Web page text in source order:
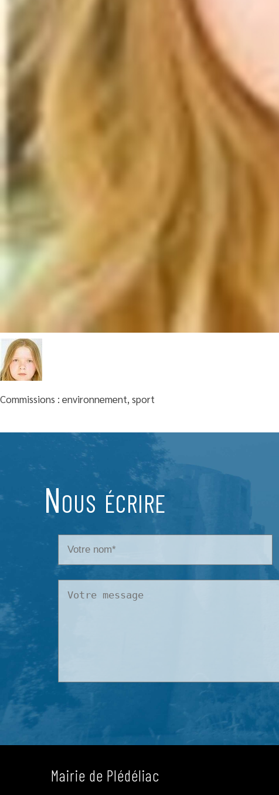
Commissions : environnement, sport
Nous écrire
Mairie de Plédéliac